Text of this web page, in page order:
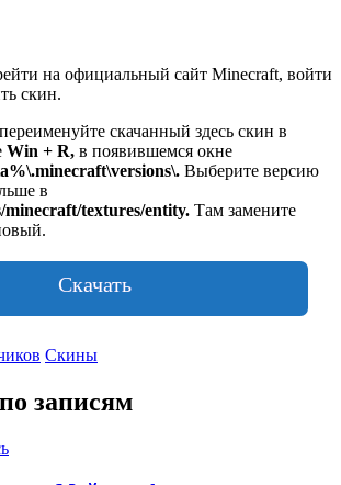
на официальный сайт Minecraft, войти
скин.
скачанный здесь скин в
Win + R, в появившемся окне
. Выберите версию
в
minecraft/textures/entity. Там замените
Скачать
Скины
записям